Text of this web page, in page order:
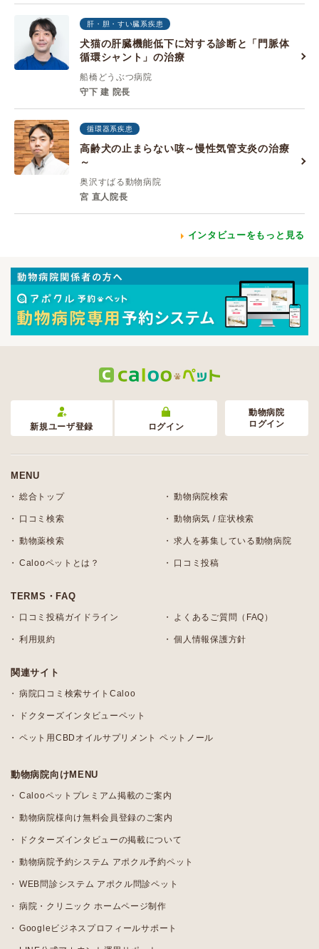
肝・胆・すい臓系疾患
犬猫の肝臓機能低下に対する診断と「門脈体
循環シャント」の治療
船橋どうぶつ病院
守下 建 院長
循環器系疾患
高齢犬の止まらない咳～慢性気管支炎の治療
～
奥沢すばる動物病院
宮 直人院長
インタビューをもっと見る
新規ユーザ登録 ログイン
動物病院
ログイン
MENU
総合トップ 動物病院検索
口コミ検索 動物病気 / 症状検索
動物薬検索 求人を募集している動物病院
Calooペットとは？ 口コミ投稿
TERMS・FAQ
口コミ投稿ガイドライン よくあるご質問（FAQ）
利用規約 個人情報保護方針
関連サイト
病院口コミ検索サイトCaloo
ドクターズインタビューペット
ペット用CBDオイルサプリメント ペットノール
動物病院向けMENU
Calooペットプレミアム掲載のご案内
動物病院様向け無料会員登録のご案内
ドクターズインタビューの掲載について
動物病院予約システム アポクル予約ペット
WEB問診システム アポクル問診ペット
病院・クリニック ホームページ制作
Googleビジネスプロフィールサポート